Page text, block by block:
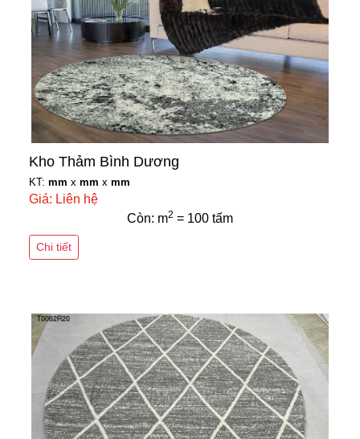
Kho Thảm Bình Dương
KT: mm x mm x mm
Giá: Liên hệ
Còn: m2 = 100 tấm
Chi tiết